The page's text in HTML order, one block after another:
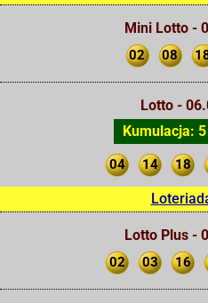
Mini Lotto -
02 08
Lotto -
Kumulacja: 5
04 14 18
Lotto Plus -
02 03 16